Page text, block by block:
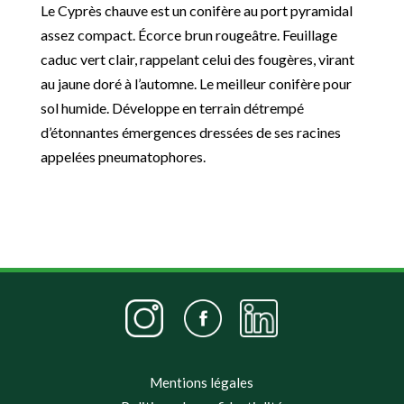
Le Cyprès chauve est un conifère au port pyramidal
assez compact. Écorce brun rougeâtre. Feuillage
caduc vert clair, rappelant celui des fougères, virant
au jaune doré à l’automne. Le meilleur conifère pour
sol humide. Développe en terrain détrempé
d’étonnantes émergences dressées de ses racines
appelées pneumatophores.
Mentions légales